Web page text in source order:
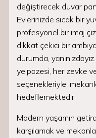
değiştirecek duvar
Evlerinizde sıcak bir
profesyonel bir imaj
dikkat çekici bir
durumda,
yelpazesi, her zevke
seçenekleriyle,
hedeflemektedir.
Modern yaşamın
karşılamak ve